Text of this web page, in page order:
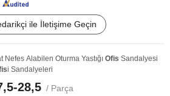
ile İletişime Geçin
Nefes Alabilen Oturma Yastığı Ofis Sandalyesi
i Sandalyeleri
28,5 / Parça